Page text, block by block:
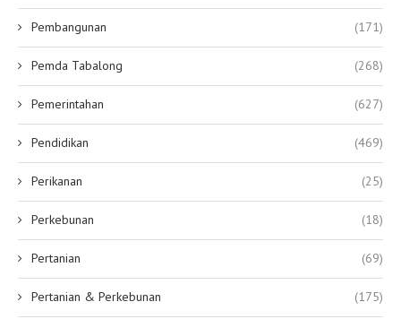
Pembangunan (171)
Pemda Tabalong (268)
Pemerintahan (627)
Pendidikan (469)
Perikanan (25)
Perkebunan (18)
Pertanian (69)
Pertanian & Perkebunan (175)